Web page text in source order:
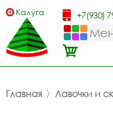
Калуга +7(930)
Главная 〉 Лавочки и